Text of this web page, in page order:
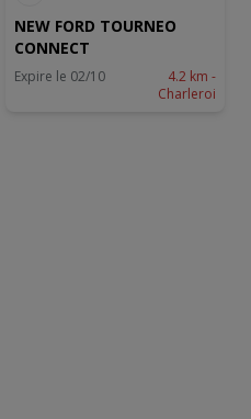
NEW FORD TOURNEO
CONNECT
Expire le 02/10
4.2 km -
Charleroi